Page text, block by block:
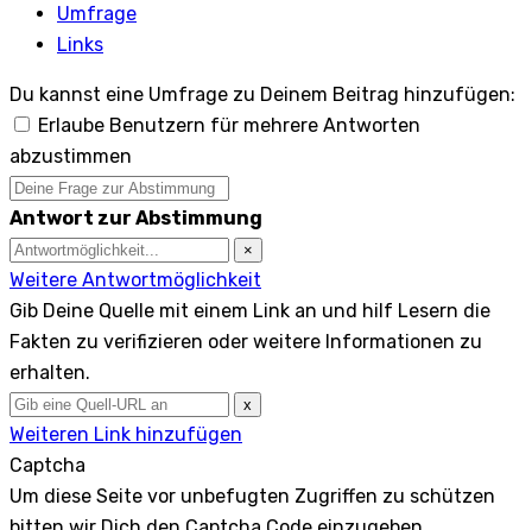
Umfrage
Links
Du kannst eine Umfrage zu Deinem Beitrag hinzufügen:
Erlaube Benutzern für mehrere Antworten
abzustimmen
Antwort zur Abstimmung
×
Weitere Antwortmöglichkeit
Gib Deine Quelle mit einem Link an und hilf Lesern die
Fakten zu verifizieren oder weitere Informationen zu
erhalten.
x
Weiteren Link hinzufügen
Captcha
Um diese Seite vor unbefugten Zugriffen zu schützen